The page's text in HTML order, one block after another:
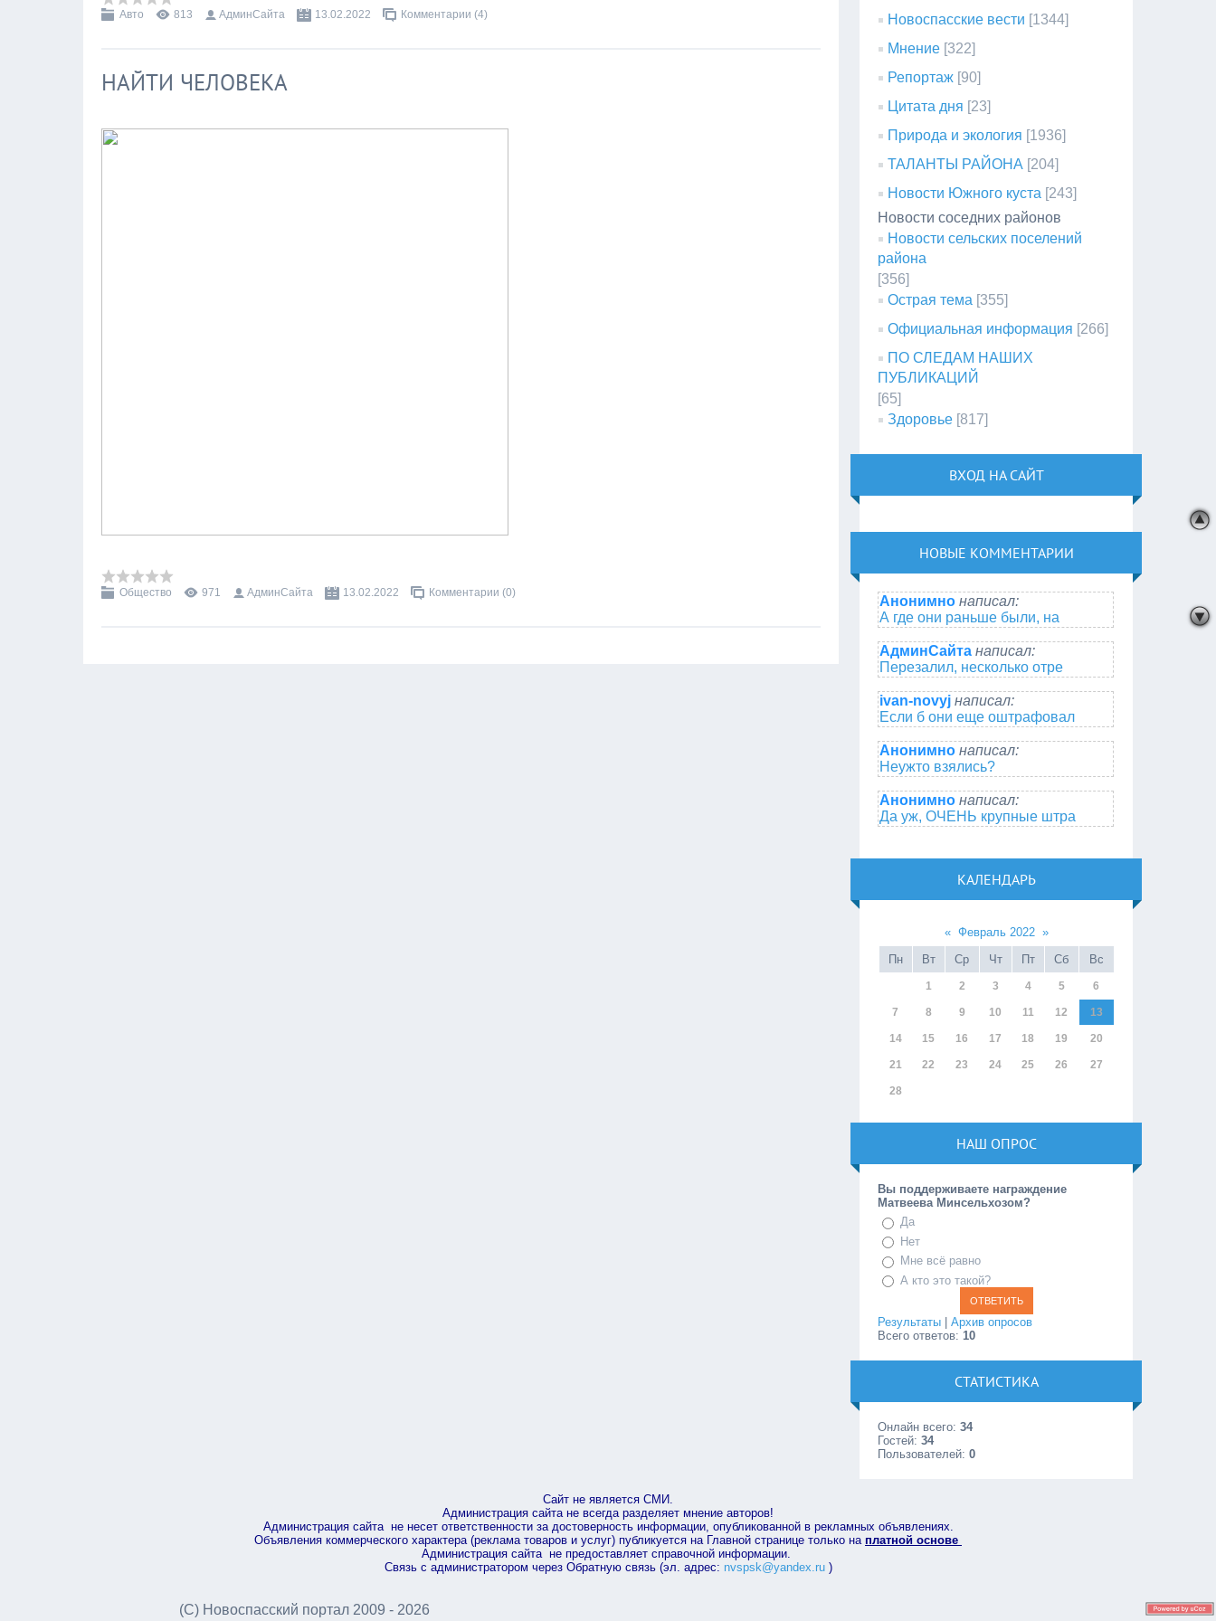
Авто 813 АдминСайта 13.02.2022 Комментарии (4)
НАЙТИ ЧЕЛОВЕКА
Общество 971 АдминСайта 13.02.2022 Комментарии (0)
Новоспасские вести [1344]
Мнение [322]
Репортаж [90]
Цитата дня [23]
Природа и экология [1936]
ТАЛАНТЫ РАЙОНА [204]
Новости Южного куста [243]
Новости соседних районов
Новости сельских поселений
района
[356]
Острая тема [355]
Официальная информация [266]
ПО СЛЕДАМ НАШИХ
ПУБЛИКАЦИЙ
[65]
Здоровье [817]
ВХОД НА САЙТ
НОВЫЕ КОММЕНТАРИИ
Анонимно написал:
А где они раньше были, на
АдминСайта написал:
Перезалил, несколько отре
ivan-novyj написал:
Если б они еще оштрафовал
Анонимно написал:
Неужто взялись?
Анонимно написал:
Да уж, ОЧЕНЬ крупные штра
КАЛЕНДАРЬ
« Февраль 2022 »
Пн
Вт Ср Чт Пт Сб Вс
1 2 3 4 5 6
7 8 9 10 11 12 13
14 15 16 17 18 19 20
21 22 23 24 25 26 27
28
НАШ ОПРОС
Вы поддерживаете награждение
Матвеева Минсельхозом?
Да
Нет
Мне всё равно
А кто это такой?
Результаты |Архив опросов
Всего ответов:10
СТАТИСТИКА
Онлайн всего:34
Гостей:34
Пользователей:0
Сайт не является СМИ.
Администрация сайта не всегда разделяет мнение авторов!
Администрация сайта не несет ответственности за достоверность информации, опубликованной в рекламных объявлениях.
Объявления коммерческого характера (реклама товаров и услуг) публикуется на Главной странице только на платной основе
Администрация сайта не предоставляет справочной информации.
Связь с администратором через Обратную связь (эл. адрес: nvspsk@yandex.ru)
(С) Новоспасский портал 2009 - 2026